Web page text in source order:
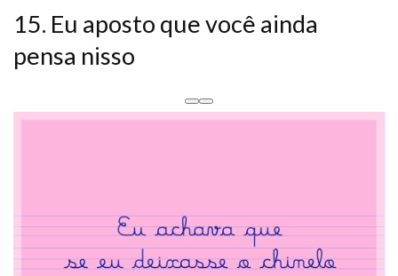
15. Eu aposto que você ainda
pensa nisso